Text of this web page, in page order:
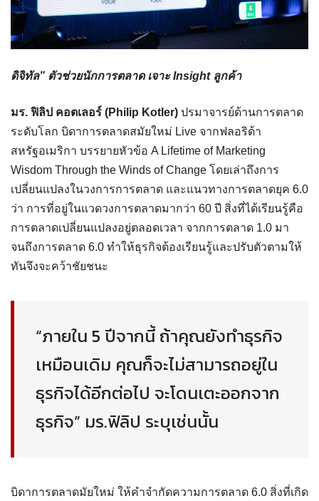
ดิจิทัล” ตัวช่วยนักการตลาด เจาะ Insight ลูกค้า
มร. ฟิลิป คอตเลอร์ (Philip Kotler) ปรมาจารย์ด้านการตลาด
ระดับโลก บิดาการตลาดสมัยใหม่ Live จากฟลอริด้า
สหรัฐอเมริกา บรรยายหัวข้อ A Lifetime of Marketing
Wisdom Through the Winds of Change โดยเล่าถึงการ
เปลี่ยนแปลงในวงการการตลาด และแนวทางการตลาดยุค 6.0
ว่า การที่อยู่ในแวดวงการตลาดมากว่า 60 ปี สิ่งที่ได้เรียนรู้คือ
การตลาดเปลี่ยนแปลงอยู่ตลอดเวลา จากการตลาด 1.0 มา
จนถึงการตลาด 6.0 ทำให้ธุรกิจต้องเรียนรู้และปรับตัวตามให้
ทันจึงจะคว้าชัยชนะ
“ภายใน 5 ปีจากนี้ ถ้าคุณยังทำธุรกิจ
เหมือนเดิม คุณก็จะไม่สามารถอยู่ใน
ธุรกิจได้อีกต่อไป จะโดนเตะออกจาก
ธุรกิจ” มร.ฟิลิป ระบุเช่นนั้น
บิดาการตลาดมัยใหม่ ให้คำจำกัดความการตลาด 6.0 สิ่งที่เกิด